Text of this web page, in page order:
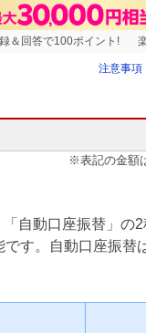
＆回答で100ポイント!
注意事項
※表記の金額
自動口座振替」の2
す。自動口座振替